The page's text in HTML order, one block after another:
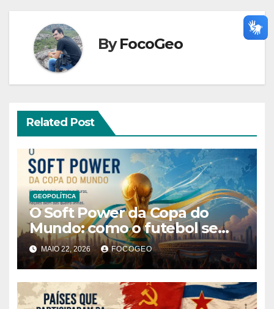
ByFocoGeo
Related Post
GEOPOLÍTICA
O Soft Power da Copa do
Mundo: como o futebol se
tornou ferramenta de
influência global e poder
internacional
MAIO 22, 2026 FOCOGEO